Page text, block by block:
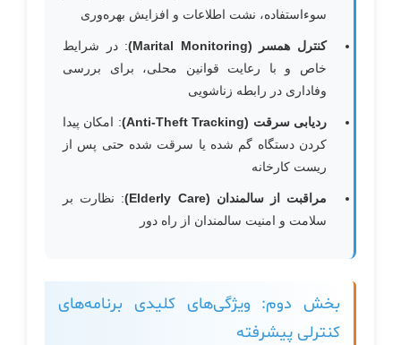
سوءاستفاده، نشت اطلاعات و افزایش بهره‌وری
کنترل همسر (Marital Monitoring)
: در شرایط
خاص و با رعایت قوانین محلی، برای بررسی
وفاداری در رابطه زناشویی
ردیابی سرقت (Anti-Theft Tracking)
: امکان پیدا
کردن دستگاه گم شده یا سرقت شده حتی پس از
ریست کارخانه
مراقبت از سالمندان (Elderly Care)
: نظارت بر
سلامت و امنیت سالمندان از راه دور
بخش دوم: ویژگی‌های کلیدی برنامه‌های
کنترلی پیشرفته